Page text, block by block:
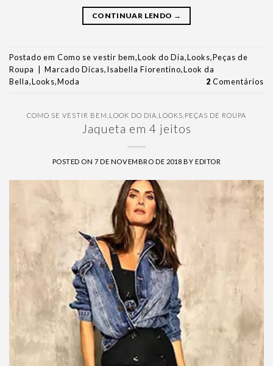
CONTINUAR LENDO →
Postado em Como se vestir bem,Look do Dia,Looks,Peças de
Roupa
Marcado Dicas,Isabella Fiorentino,Look da
Bella,Looks,Moda 2 Comentários
COMO SE VESTIR BEM LOOK DO DIA LOOKS PEÇAS DE ROUPA
Jaqueta em 4 jeitos
POSTED ON7 DE NOVEMBRO DE 2018 BYEDITOR